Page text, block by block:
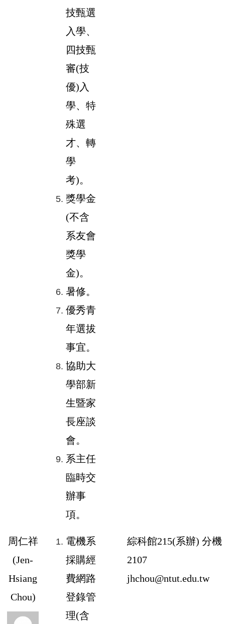
技甄選
入學、
四技甄
審(技
優)入
學、特
殊選
才、轉
學
考)。
獎學金
(不含
系友會
獎學
金)。
暑修。
優秀青
年選拔
事宜。
協助大
學部新
生暨家
長座談
會。
系主任
臨時交
辦事
項。
周仁祥
(Jen-
Hsiang
Chou)
電機系
採購經
費網路
登錄管
理(含
綜科館215(系辦) 分機
2107
jhchou@ntut.edu.tw